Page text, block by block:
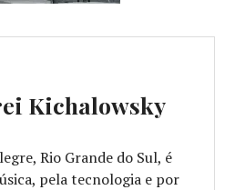
Kichalowsky
Rio Grande do Sul, é
pela tecnologia e por